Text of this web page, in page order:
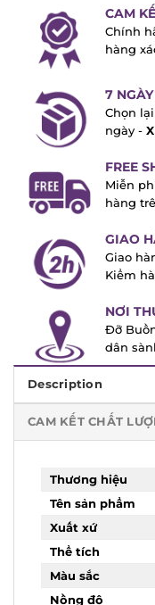
CAM
Chính
giả,
7
Chọn
7 ngày
FREE
Miễn
hàng
GIAO
Giao
Kiểm
NƠI
Đỡ
dân
Description
CAM KẾT CHẤT
Thương hiệu
Tên sản phẩm
Xuất xứ
Thể tích
Màu sắc
Nồng độ